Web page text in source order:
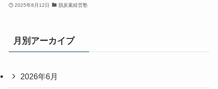
2025年8月12日 脱炭素経営塾
月別アーカイブ
2026年6月